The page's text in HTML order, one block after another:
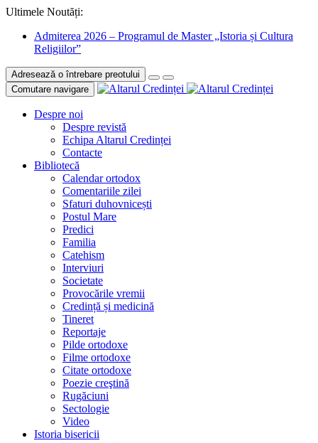
Ultimele Noutăți:
Admiterea 2026 – Programul de Master „Istoria și Cultura
Religiilor”
Adresează o întrebare preotului
Comutare navigare
Despre noi
Despre revistă
Echipa Altarul Credinței
Contacte
Bibliotecă
Calendar ortodox
Comentariile zilei
Sfaturi duhovnicești
Postul Mare
Predici
Familia
Catehism
Interviuri
Societate
Provocările vremii
Credință și medicină
Tineret
Reportaje
Pilde ortodoxe
Filme ortodoxe
Citate ortodoxe
Poezie creştină
Rugăciuni
Sectologie
Video
Istoria bisericii